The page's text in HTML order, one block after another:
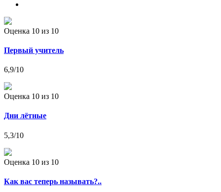
Оценка 10 из 10
Первый учитель
6,9/10
Оценка 10 из 10
Дни лётные
5,3/10
Оценка 10 из 10
Как вас теперь называть?..